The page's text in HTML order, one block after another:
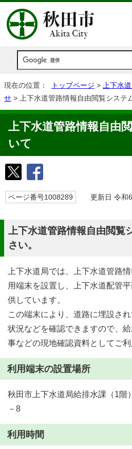
現在の位置： トップページ > 上下水
せ > 上下水道管路情報自由閲覧システ
上下水道管路情報自由
いて
ページ番号1008289 更新日 令和6
上下水道管路情報自由閲覧
さい。
上下水道局では、上下水道管路
用端末を設置し、上下水道配管
供しています。
この端末により、道路に埋設さ
状況などを確認できますので、
事などの現地確認資料としてご利
利用端末の設置場所
秋田市上下水道局給排水課（1階
－8
利用時間